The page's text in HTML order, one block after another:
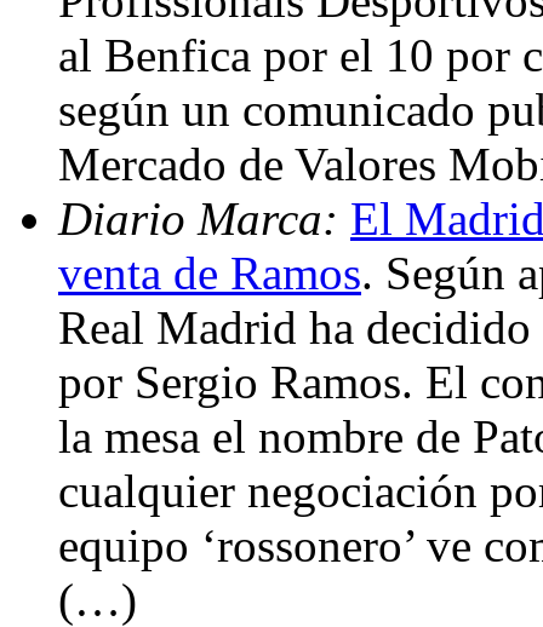
al Benfica por el 10 por
según un comunicado
Mercado de Valores
Diario Marca: El
venta de Ramos. Según
Real Madrid ha
por Sergio Ramos. El
la mesa el nombre de
cualquier negociación
equipo ‘rossonero’ ve
(…)